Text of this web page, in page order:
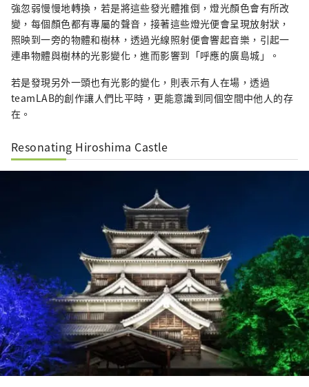
強忽弱慢慢地轉換，若是將這些發光體推倒，燈光顏色會有所改
變，每個顏色都有專屬的聲音，接著這些燈光便會呈現放射狀，
照映到一旁的物體和樹林，透過光線照射便會響起音樂，引起一
連串物體與樹林的光影變化，進而影響到「呼應的廣島城」。
若是發現另外一頭也有光影的變化，則表示有人在場，透過
teamLAB的創作讓人們比平時，更能意識到同個空間中他人的存
在。
Resonating Hiroshima Castle